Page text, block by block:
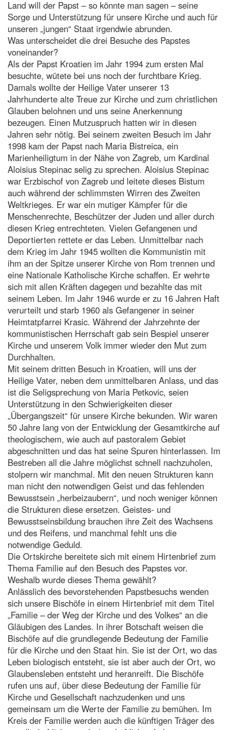
Land will der Papst – so könnte man sagen – seine
Sorge und Unterstützung für unsere Kirche und auch für
unseren „jungen“ Staat irgendwie abrunden.
Was unterscheidet die drei Besuche des Papstes
voneinander?
Als der Papst Kroatien im Jahr 1994 zum ersten Mal
besuchte, wütete bei uns noch der furchtbare Krieg.
Damals wollte der Heilige Vater unserer 13
Jahrhunderte alte Treue zur Kirche und zum christlichen
Glauben belohnen und uns seine Anerkennung
bezeugen. Einen Mutzuspruch hatten wir in diesen
Jahren sehr nötig. Bei seinem zweiten Besuch im Jahr
1998 kam der Papst nach Maria Bistreica, ein
Marienheiligtum in der Nähe von Zagreb, um Kardinal
Aloisius Stepinac selig zu sprechen. Aloisius Stepinac
war Erzbischof von Zagreb und leitete dieses Bistum
auch während der schlimmsten Wirren des Zweiten
Weltkrieges. Er war ein mutiger Kämpfer für die
Menschenrechte, Beschützer der Juden und aller durch
diesen Krieg entrechteten. Vielen Gefangenen und
Deportierten rettete er das Leben. Unmittelbar nach
dem Krieg im Jahr 1945 wollten die Kommunistin mit
ihm an der Spitze unserer Kirche von Rom trennen und
eine Nationale Katholische Kirche schaffen. Er wehrte
sich mit allen Kräften dagegen und bezahlte das mit
seinem Leben. Im Jahr 1946 wurde er zu 16 Jahren Haft
verurteilt und starb 1960 als Gefangener in seiner
Heimtatpfarrei Krasic. Während der Jahrzehnte der
kommunistischen Herrschaft gab sein Bespiel unserer
Kirche und unserem Volk immer wieder den Mut zum
Durchhalten.
Mit seinem dritten Besuch in Kroatien, will uns der
Heilige Vater, neben dem unmittelbaren Anlass, und das
ist die Seligsprechung von Maria Petkovic, seien
Unterstützung in den Schwierigkeiten dieser
„Übergangszeit“ für unsere Kirche bekunden. Wir waren
50 Jahre lang von der Entwicklung der Gesamtkirche auf
theologischem, wie auch auf pastoralem Gebiet
abgeschnitten und das hat seine Spuren hinterlassen. Im
Bestreben all die Jahre möglichst schnell nachzuholen,
stolpern wir manchmal. Mit den neuen Strukturen kann
man nicht den notwendigen Geist und das fehlenden
Bewusstsein „herbeizaubern“, und noch weniger können
die Strukturen diese ersetzen. Geistes- und
Bewusstseinsbildung brauchen ihre Zeit des Wachsens
und des Reifens, und manchmal fehlt uns die
notwendige Geduld.
Die Ortskirche bereitete sich mit einem Hirtenbrief zum
Thema Familie auf den Besuch des Papstes vor.
Weshalb wurde dieses Thema gewählt?
Anlässlich des bevorstehenden Papstbesuchs wenden
sich unsere Bischöfe in einem Hirtenbrief mit dem Titel
„Familie – der Weg der Kirche und des Volkes“ an die
Gläubigen des Landes. In ihrer Botschaft weisen die
Bischöfe auf die grundlegende Bedeutung der Familie
für die Kirche und den Staat hin. Sie ist der Ort, wo das
Leben biologisch entsteht, sie ist aber auch der Ort, wo
Glaubensleben entsteht und heranreift. Die Bischöfe
rufen uns auf, über diese Bedeutung der Familie für
Kirche und Gesellschaft nachzudenken und uns
gemeinsam um die Werte der Familie zu bemühen. Im
Kreis der Familie werden auch die künftigen Träger des